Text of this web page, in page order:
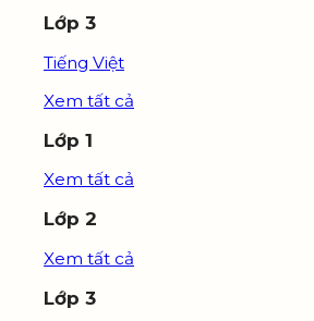
Lớp 3
Tiếng Việt
Xem tất cả
Lớp 1
Xem tất cả
Lớp 2
Xem tất cả
Lớp 3